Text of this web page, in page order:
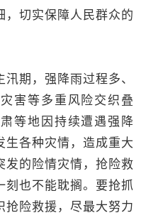
，切实保障人民群众的
期，强降雨过程多、
害等多重风险交织叠
等地因持续遭遇强降
生各种灾情，造成重大
发的险情灾情，抢险救
刻也不能耽搁。要抢抓
抢险救援，尽最大努力